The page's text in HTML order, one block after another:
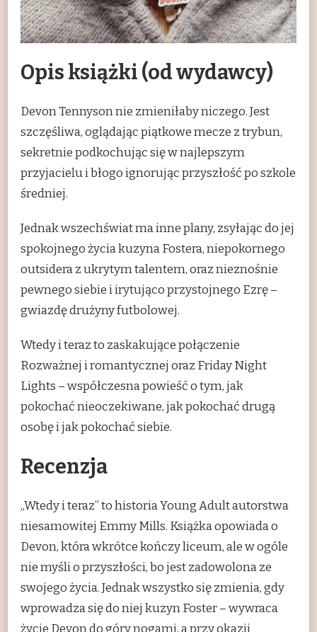
Opis książki (od wydawcy)
Devon Tennyson nie zmieniłaby niczego. Jest
szczęśliwa, oglądając piątkowe mecze z trybun,
sekretnie podkochując się w najlepszym
przyjacielu i błogo ignorując przyszłość po szkole
średniej.
Jednak wszechświat ma inne plany, zsyłając do jej
spokojnego życia kuzyna Fostera, niepokornego
outsidera z ukrytym talentem, oraz nieznośnie
pewnego siebie i irytująco przystojnego Ezrę –
gwiazdę drużyny futbolowej.
Wtedy i teraz to zaskakujące połączenie
Rozważnej i romantycznej oraz Friday Night
Lights – współczesna powieść o tym, jak
pokochać nieoczekiwane, jak pokochać drugą
osobę i jak pokochać siebie.
Recenzja
„Wtedy i teraz” to historia Young Adult autorstwa
niesamowitej Emmy Mills. Książka opowiada o
Devon, która wkrótce kończy liceum, ale w ogóle
nie myśli o przyszłości, bo jest zadowolona ze
swojego życia. Jednak wszystko się zmienia, gdy
wprowadza się do niej kuzyn Foster – wywraca